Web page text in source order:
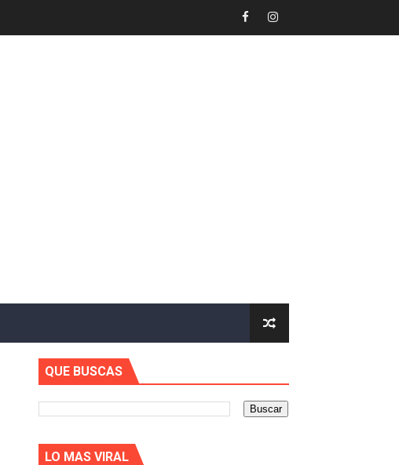
QUE BUSCAS
LO MAS VIRAL